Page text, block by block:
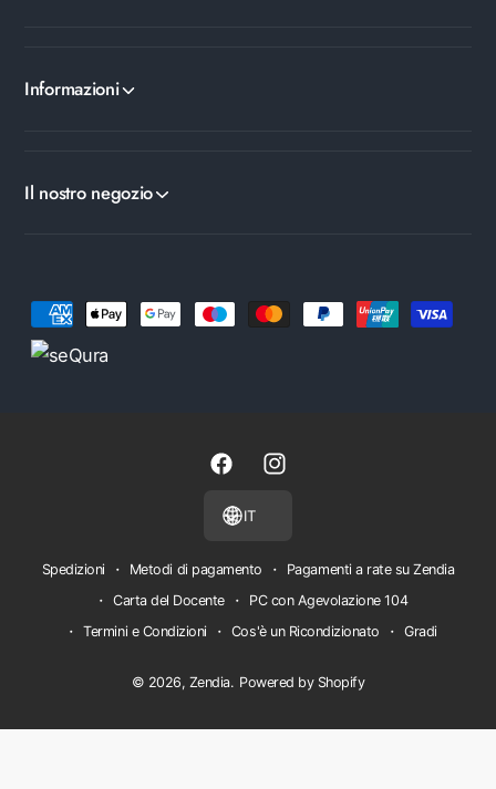
Informazioni
Il nostro negozio
e
© 2026, Zendia. Powered by Shopify
Spedizioni Metodi di pagamento
Pagamenti a rate su Zendia
Carta del Docente
PC con Agevolazione 104
Termini e Condizioni
Cos'è un Ricondizionato Gradi
F
e
b
o
k
I
t
a
g
a
m
IT